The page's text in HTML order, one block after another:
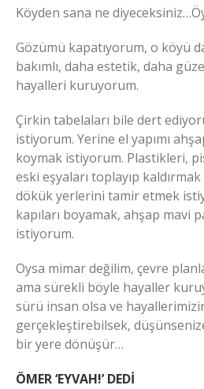
Köyden sana ne
Gözümü kapatıyorum, o köyü
bakımlı, daha estetik, daha
hayalleri kuruyorum.
Çirkin tabelaları bile dert
istiyorum. Yerine el yapımı
koymak istiyorum. Plastikleri,
eski eşyaları toplayıp
dökük yerlerini tamir etmek
kapıları boyamak, ahşap mavi
istiyorum.
Oysa mimar değilim, çevre
ama sürekli böyle hayaller
sürü insan olsa ve
gerçekleştirebilsek,
bir yere dönüşür…
ÖMER ‘EYVAH!’ DEDİ